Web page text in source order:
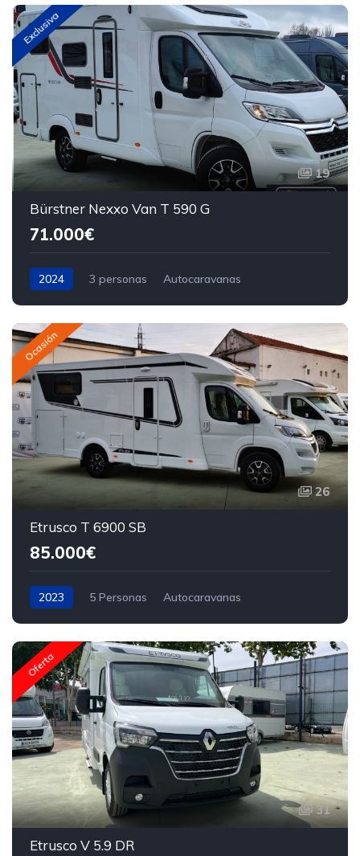
Exclusiva
19
Bürstner Nexxo Van T 590 G
71.000€
2024 3 personas Autocaravanas
Ocasión
26
Etrusco T 6900 SB
85.000€
2023 5 Personas Autocaravanas
Oferta
31
Etrusco V 5.9 DR